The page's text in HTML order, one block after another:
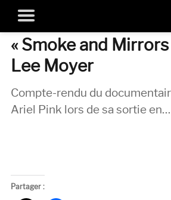
« Smoke and Mirrors
Lee Moyer
Compte-rendu du
Ariel Pink lors de sa sortie
Partager :